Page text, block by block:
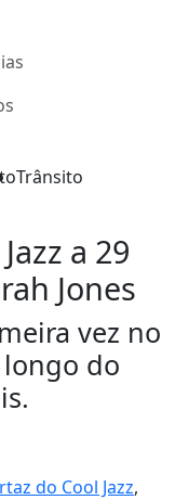
Trânsito
a 29
Jones
vez no
do
do Cool Jazz,